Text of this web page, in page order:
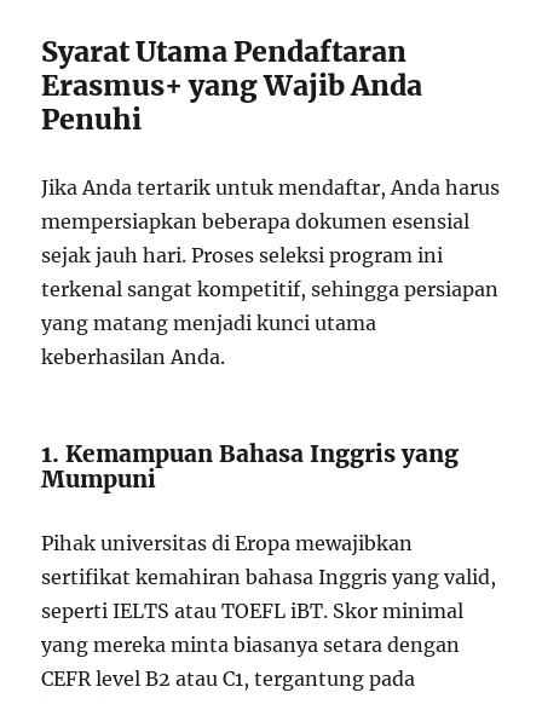
Syarat Utama Pendaftaran
Erasmus+ yang Wajib Anda
Penuhi
Jika Anda tertarik untuk mendaftar, Anda harus
mempersiapkan beberapa dokumen esensial
sejak jauh hari. Proses seleksi program ini
terkenal sangat kompetitif, sehingga persiapan
yang matang menjadi kunci utama
keberhasilan Anda.
1. Kemampuan Bahasa Inggris yang
Mumpuni
Pihak universitas di Eropa mewajibkan
sertifikat kemahiran bahasa Inggris yang valid,
seperti IELTS atau TOEFL iBT. Skor minimal
yang mereka minta biasanya setara dengan
CEFR level B2 atau C1, tergantung pada